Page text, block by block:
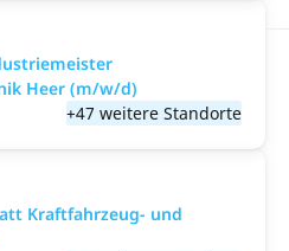
Heer (m/w/d)
+47 weitere Standorte
Kraftfahrzeug- und